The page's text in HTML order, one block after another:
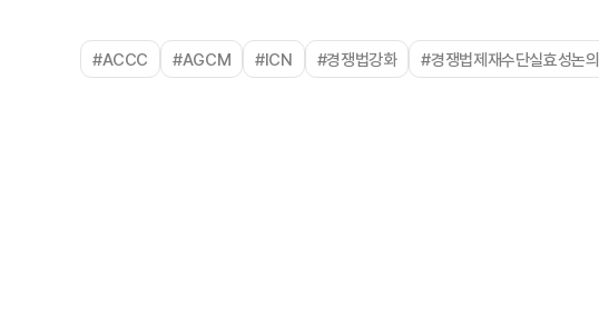
#ACCC #AGCM #ICN #경쟁법강화 #경쟁법제재수단실효성논의